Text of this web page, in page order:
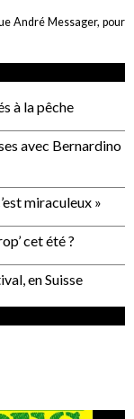
André Messager, pour
à la pêche
avec Bernardino
miraculeux »
cet été ?
en Suisse